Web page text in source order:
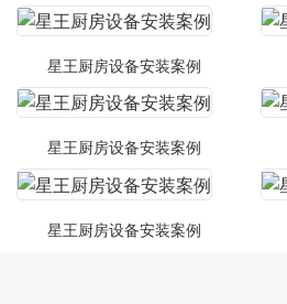
星王厨房设备安装案例
星王厨房设备安装案例
星王厨房设备安装案例